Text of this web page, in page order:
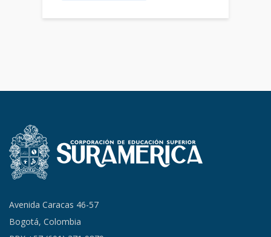
Avenida Caracas 46-57
Bogotá, Colombia